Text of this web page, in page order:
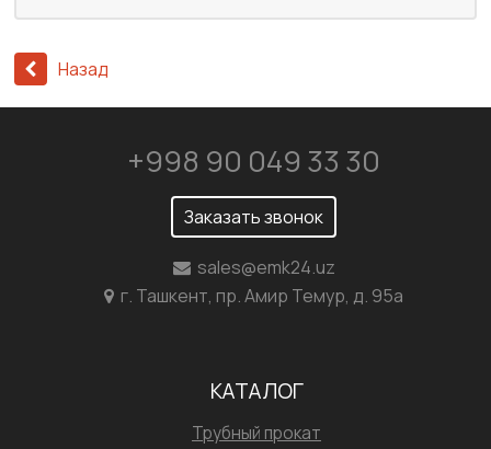
Назад
+998 90 049 33 30
Заказать звонок
sales@emk24.uz
г. Ташкент, пр. Амир Темур, д. 95а
КАТАЛОГ
Трубный прокат